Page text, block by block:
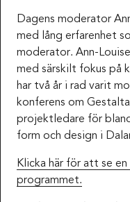
Dagens moderator
med lång erfarenhet
moderator. Ann-
med särskilt fokus på
har två år i rad varit
konferens om
projektledare för
form och design i
Klicka här för att se
programmet.